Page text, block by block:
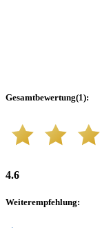
Gesamtbewertung(1):
4.6
Weiterempfehlung: